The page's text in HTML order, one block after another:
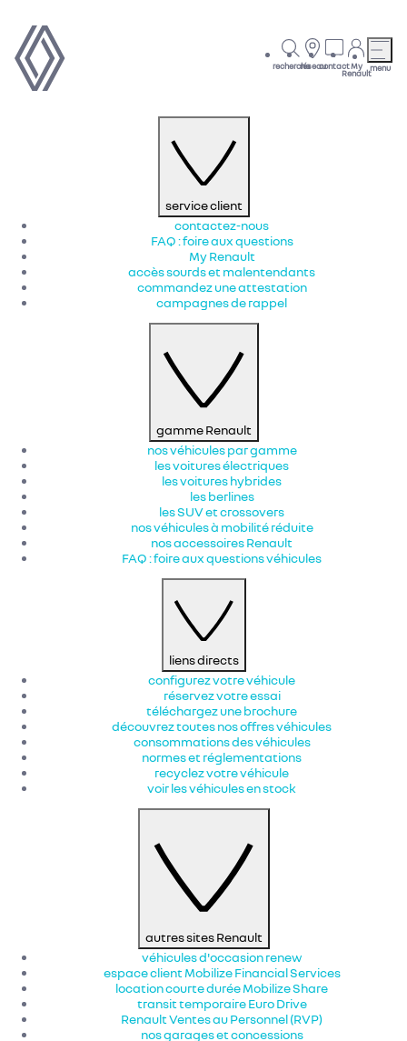
rechercheréseaucontactMy
Renault
menu
service client
contactez-nous
FAQ : foire aux questions
My Renault
accès sourds et malentendants
commandez une attestation
campagnes de rappel
gamme Renault
nos véhicules par gamme
les voitures électriques
les voitures hybrides
les berlines
les SUV et crossovers
nos véhicules à mobilité réduite
nos accessoires Renault​
FAQ : foire aux questions véhicules
liens directs
configurez votre véhicule
réservez votre essai
téléchargez une brochure
découvrez toutes nos offres véhicules
consommations des véhicules
normes et réglementations
recyclez votre véhicule
voir les véhicules en stock
autres sites Renault
véhicules d'occasion renew
espace client Mobilize Financial Services
location courte durée Mobilize Share
transit temporaire Euro Drive
Renault Ventes au Personnel (RVP)
nos garages et concessions